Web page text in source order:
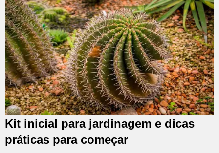
Kit inicial para jardinagem e dicas
práticas para começar